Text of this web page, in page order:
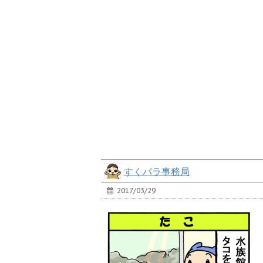
すくパラ事務局
2017/03/29